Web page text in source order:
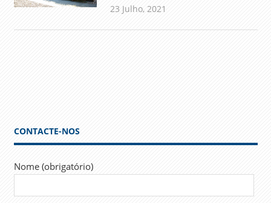
23 Julho, 2021
CONTACTE-NOS
Nome (obrigatório)